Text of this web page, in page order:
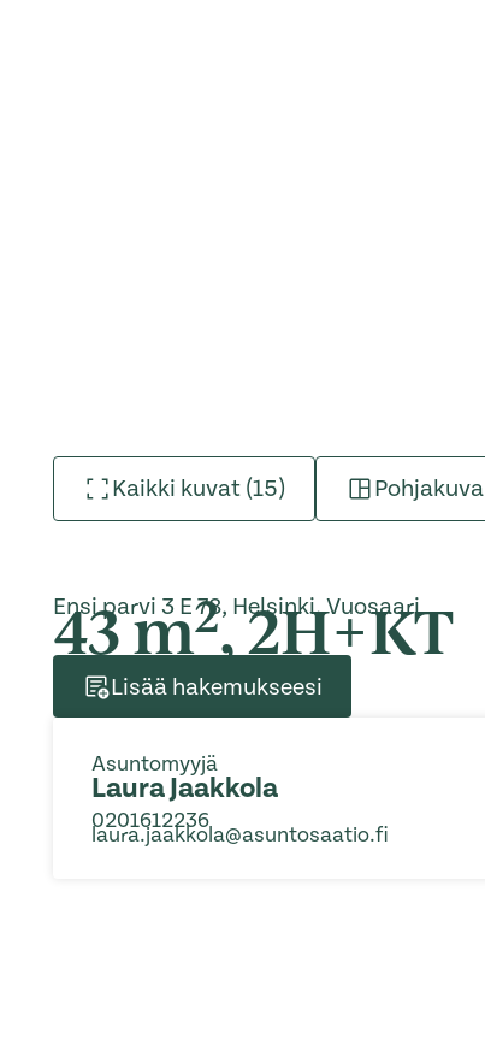
Kaikki kuvat (15) Pohjakuva
Ensi parvi 3 E 78, Helsinki, Vuosaari
43 m2, 2H+KT
Lisää hakemukseesi
Asuntomyyjä
Laura Jaakkola
0201612236
laura.jaakkola@asuntosaatio.fi